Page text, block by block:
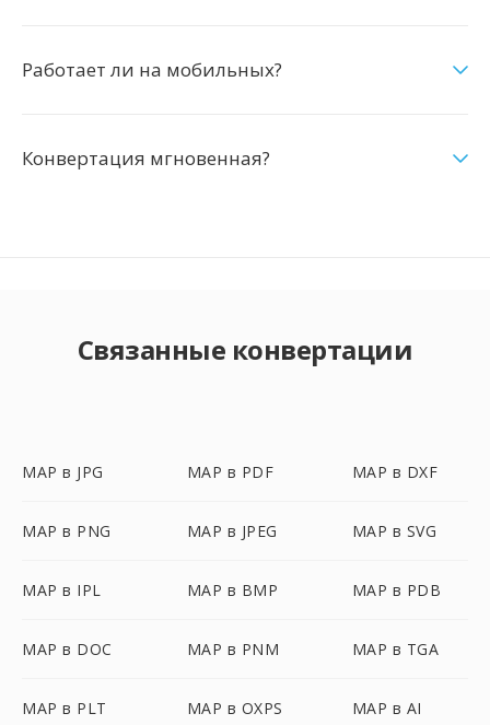
Работает ли на мобильных?
Конвертация мгновенная?
Связанные конвертации
MAP в JPG MAP в PDF MAP в DXF
MAP в PNG MAP в JPEG MAP в SVG
MAP в IPL MAP в BMP MAP в PDB
MAP в DOC MAP в PNM MAP в TGA
MAP в PLT MAP в OXPS MAP в AI